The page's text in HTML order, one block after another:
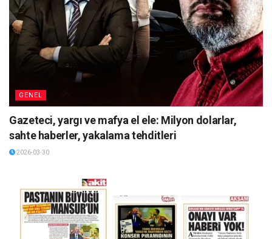
GENEL
Gazeteci, yargı ve mafya el ele: Milyon dolarlar,
sahte haberler, yakalama tehditleri
2026-03-30